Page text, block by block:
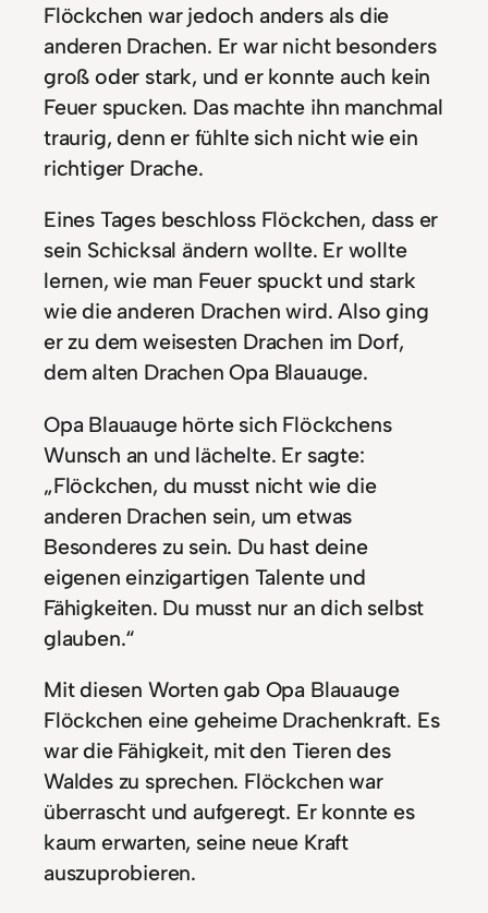
Flöckchen war jedoch anders als die
anderen Drachen. Er war nicht besonders
groß oder stark, und er konnte auch kein
Feuer spucken. Das machte ihn manchmal
traurig, denn er fühlte sich nicht wie ein
richtiger Drache.
Eines Tages beschloss Flöckchen, dass er
sein Schicksal ändern wollte. Er wollte
lernen, wie man Feuer spuckt und stark
wie die anderen Drachen wird. Also ging
er zu dem weisesten Drachen im Dorf,
dem alten Drachen Opa Blauauge.
Opa Blauauge hörte sich Flöckchens
Wunsch an und lächelte. Er sagte:
„Flöckchen, du musst nicht wie die
anderen Drachen sein, um etwas
Besonderes zu sein. Du hast deine
eigenen einzigartigen Talente und
Fähigkeiten. Du musst nur an dich selbst
glauben.“
Mit diesen Worten gab Opa Blauauge
Flöckchen eine geheime Drachenkraft. Es
war die Fähigkeit, mit den Tieren des
Waldes zu sprechen. Flöckchen war
überrascht und aufgeregt. Er konnte es
kaum erwarten, seine neue Kraft
auszuprobieren.